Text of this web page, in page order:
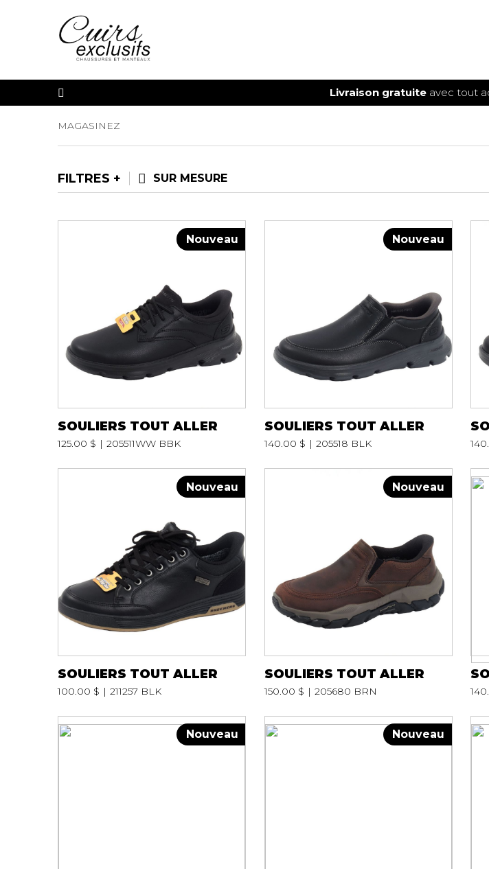
Livraison gratuite avec tout
MAGASINEZ
FILTRES SUR MESURE
Nouveau
SOULIERS TOUT ALLER
125.00 $ 205511WW BBK
Nouveau
SOULIERS TOUT ALLER
140.00 $ 205518 BLK
Nouveau
SOULIERS TOUT ALLER
100.00 $ 211257 BLK
Nouveau
SOULIERS TOUT ALLER
150.00 $ 205680 BRN
Nouveau Nouveau